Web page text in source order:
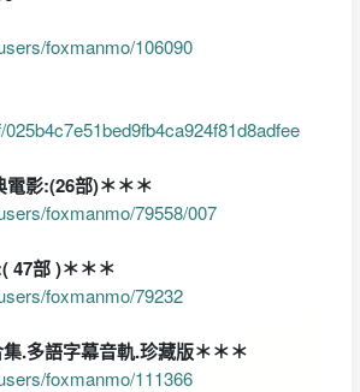
foxmanmo/106090
電影:(26部)＊＊＊
foxmanmo/79558/007
47部 )＊＊＊
foxmanmo/79232
.多語字幕音軌.珍藏版＊＊＊
foxmanmo/111366